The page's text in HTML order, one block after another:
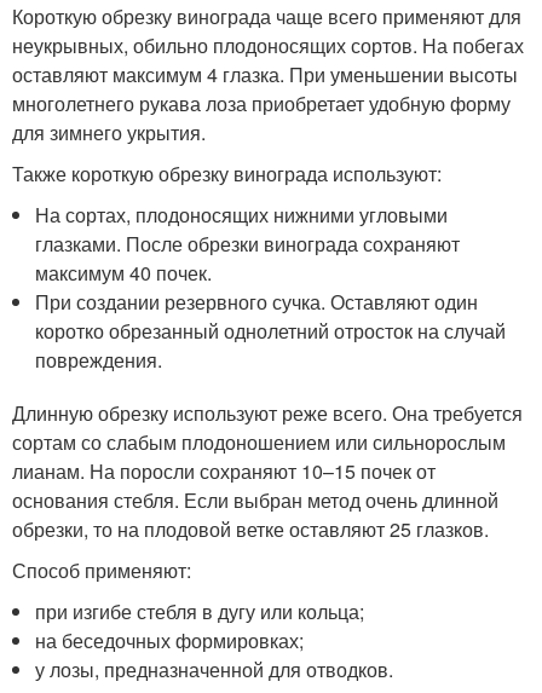
Короткую обрезку винограда чаще всего применяют для
неукрывных, обильно плодоносящих сортов. На побегах
оставляют максимум 4 глазка. При уменьшении высоты
многолетнего рукава лоза приобретает удобную форму
для зимнего укрытия.
Также короткую обрезку винограда используют:
На сортах, плодоносящих нижними угловыми
глазками. После обрезки винограда сохраняют
максимум 40 почек.
При создании резервного сучка. Оставляют один
коротко обрезанный однолетний отросток на случай
повреждения.
Длинную обрезку используют реже всего. Она требуется
сортам со слабым плодоношением или сильнорослым
лианам. На поросли сохраняют 10–15 почек от
основания стебля. Если выбран метод очень длинной
обрезки, то на плодовой ветке оставляют 25 глазков.
Способ применяют:
при изгибе стебля в дугу или кольца;
на беседочных формировках;
у лозы, предназначенной для отводков.